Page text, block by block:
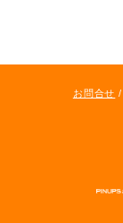
お問合せ /